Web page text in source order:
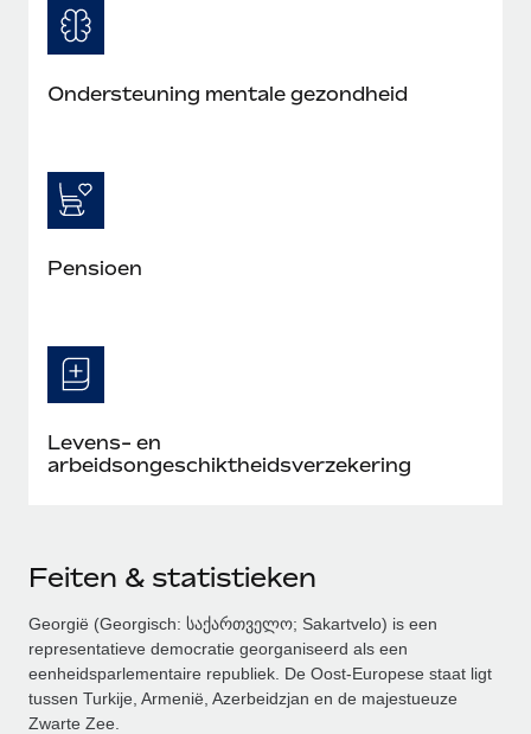
Ondersteuning mentale gezondheid
Pensioen
Levens- en
arbeidsongeschiktheidsverzekering
Feiten & statistieken
Georgië (Georgisch: საქართველო; Sakartvelo) is een
representatieve democratie georganiseerd als een
eenheidsparlementaire republiek. De Oost-Europese staat ligt
tussen Turkije, Armenië, Azerbeidzjan en de majestueuze
Zwarte Zee.